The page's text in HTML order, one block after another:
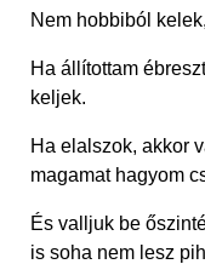
Nem hobbiból
Ha állítottam
keljek.
Ha elalszok, akkor
magamat hagyom
És valljuk be
is soha nem lesz